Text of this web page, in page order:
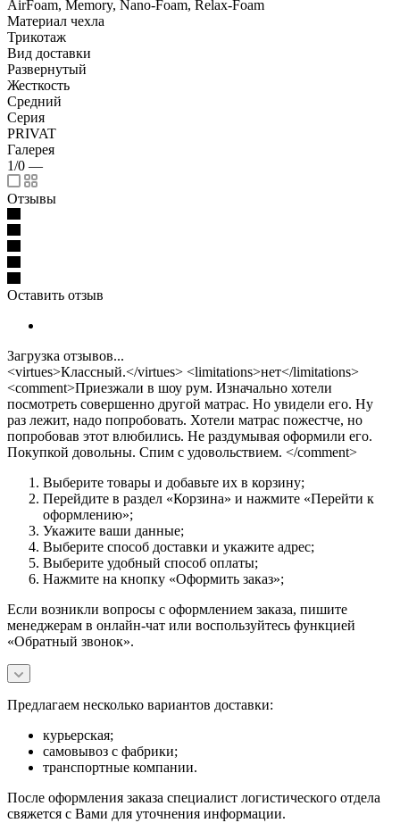
AirFoam, Memory, Nano-Foam, Relax-Foam
Материал чехла
Трикотаж
Вид доставки
Развернутый
Жесткость
Средний
Серия
PRIVAT
Галерея
1/0 —
Отзывы
Оставить отзыв
Загрузка отзывов...
<virtues>Классный.</virtues> <limitations>нет</limitations>
<comment>Приезжали в шоу рум. Изначально хотели
посмотреть совершенно другой матрас. Но увидели его. Ну
раз лежит, надо попробовать. Хотели матрас пожестче, но
попробовав этот влюбились. Не раздумывая оформили его.
Покупкой довольны. Спим с удовольствием. </comment>
Выберите товары и добавьте их в корзину;
Перейдите в раздел «Корзина» и нажмите «Перейти к
оформлению»;
Укажите ваши данные;
Выберите способ доставки и укажите адрес;
Выберите удобный способ оплаты;
Нажмите на кнопку «Оформить заказ»;
Если возникли вопросы с оформлением заказа, пишите
менеджерам в онлайн-чат или воспользуйтесь функцией
«Обратный звонок».
Предлагаем несколько вариантов доставки:
курьерская;
самовывоз с фабрики;
транспортные компании.
После оформления заказа специалист логистического отдела
свяжется с Вами для уточнения информации.